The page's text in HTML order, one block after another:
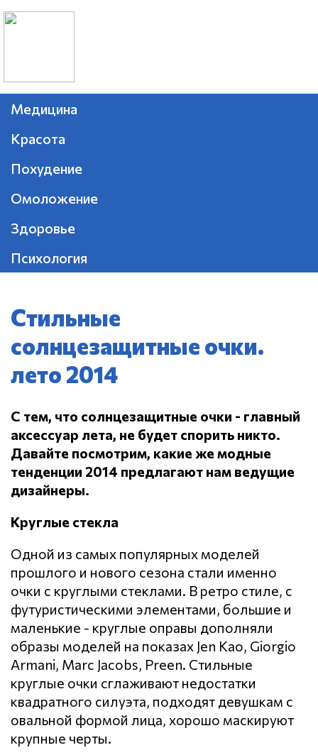
Медицина
Красота
Похудение
Омоложение
Здоровье
Психология
Стильные
солнцезащитные очки.
лето 2014
С тем, что солнцезащитные очки - главный
аксессуар лета, не будет спорить никто.
Давайте посмотрим, какие же модные
тенденции 2014 предлагают нам ведущие
дизайнеры.
Круглые стекла
Одной из самых популярных моделей
прошлого и нового сезона стали именно
очки с круглыми стеклами. В ретро стиле, с
футуристическими элементами, большие и
маленькие - круглые оправы дополняли
образы моделей на показах Jen Kao, Giorgio
Armani, Marc Jacobs, Preen. Стильные
круглые очки сглаживают недостатки
квадратного силуэта, подходят девушкам с
овальной формой лица, хорошо маскируют
крупные черты.